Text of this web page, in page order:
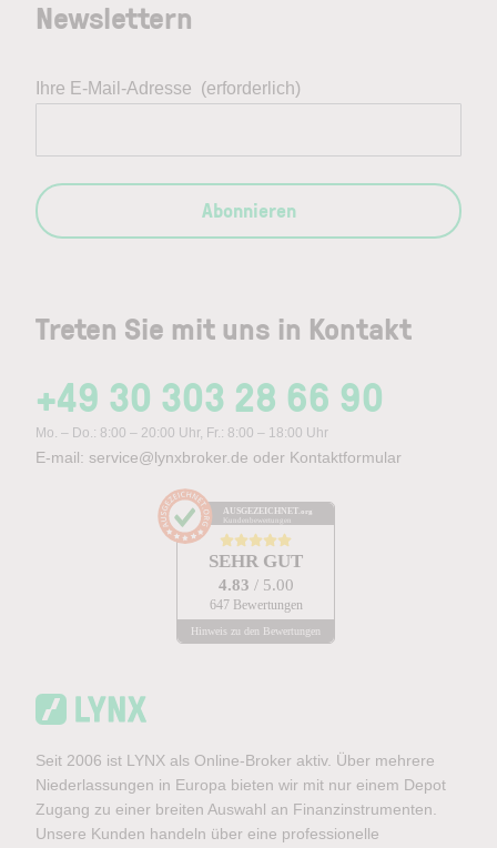
Treten Sie mit uns in Kontakt
+49 30 303 28 66 90
Mo. – Do.: 8:00 – 20:00 Uhr, Fr.: 8:00 – 18:00 Uhr
E-mail: service@lynxbroker.de oder Kontaktformular
AUSGEZEICHNET .org
Kundenbewertungen
SEHR GUT
4.83 / 5.00
647 Bewertungen
Hinweis zu den Bewertungen
Newslettern
Ihre E-Mail-Adresse (erforderlich)
Abonnieren
Seit 2006 ist LYNX als Online-Broker aktiv. Über mehrere
Niederlassungen in Europa bieten wir mit nur einem Depot
Zugang zu einer breiten Auswahl an Finanzinstrumenten.
Unsere Kunden handeln über eine professionelle